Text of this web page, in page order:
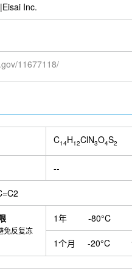
Inc.
11677118/
C14H12ClN3O4S2
--
免反复冻
1年 -80°C
1个月 -20°C